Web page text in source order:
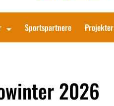
Sportspartnere Projekter
2026